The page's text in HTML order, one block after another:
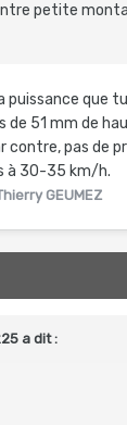
petite
que
de 51 mm de
pas de
à 30-35 km/h.
GEUMEZ
a dit :